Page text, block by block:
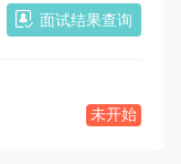
面试结果查询
未开始